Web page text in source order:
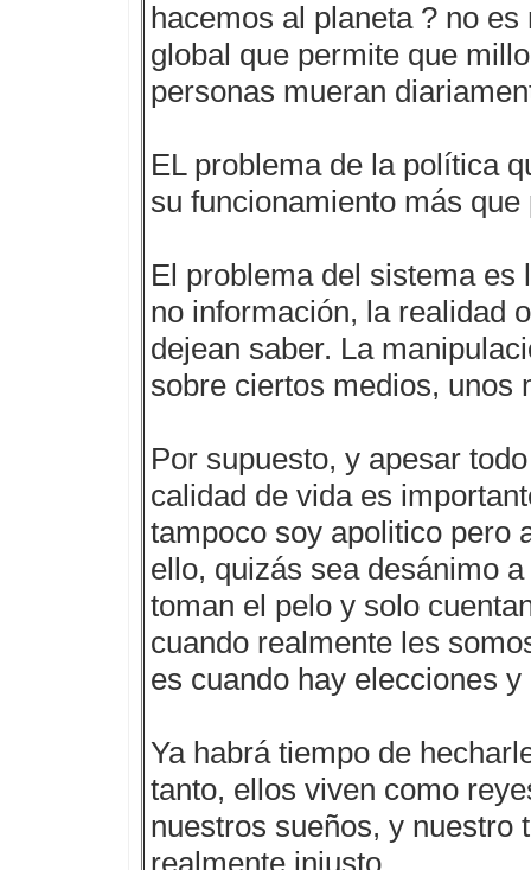
hacemos al planeta ? no
global que permite que
personas mueran
EL problema de la política
su funcionamiento más
El problema del sistema es
no información, la realidad
dejean saber. La
sobre ciertos medios, unos
Por supuesto, y apesar
calidad de vida es
tampoco soy apolitico pero
ello, quizás sea desánimo
toman el pelo y solo
cuando realmente les
es cuando hay elecciones
Ya habrá tiempo de
tanto, ellos viven como
nuestros sueños, y nuestro